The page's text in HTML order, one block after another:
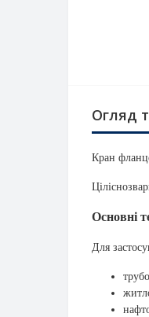
Огляд
Кран
Основні
Для